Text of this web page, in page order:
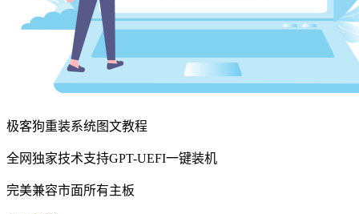
极客狗重装系统图文教程
全网独家技术支持GPT-UEFI一键装机
完美兼容市面所有主板